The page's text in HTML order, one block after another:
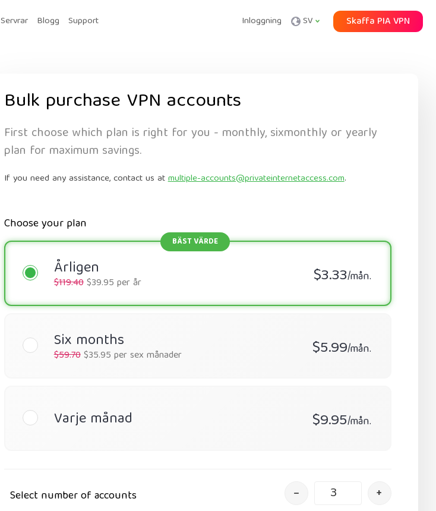
Servrar Blogg Support Inloggning SV Skaffa PIA VPN
Bulk purchase VPN accounts
First choose which plan is right for you - monthly, sixmonthly or yearly
plan for maximum savings.
If you need any assistance, contact us atmultiple-accounts@privateinternetaccess.com.
Choose your plan
Årligen $3.33/mån.
$119.40$39.95 per år
Six months $5.99/mån.
$59.70$35.95 per sex månader
Varje månad $9.95/mån.
Select number of accounts – +